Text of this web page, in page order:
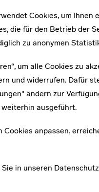
Cookies, um Ihnen
die für den Betrieb der
zu anonymen
um alle Cookies zu
und widerrufen. Dafür
ändern zur
ausgeführt.
anpassen,
in unseren